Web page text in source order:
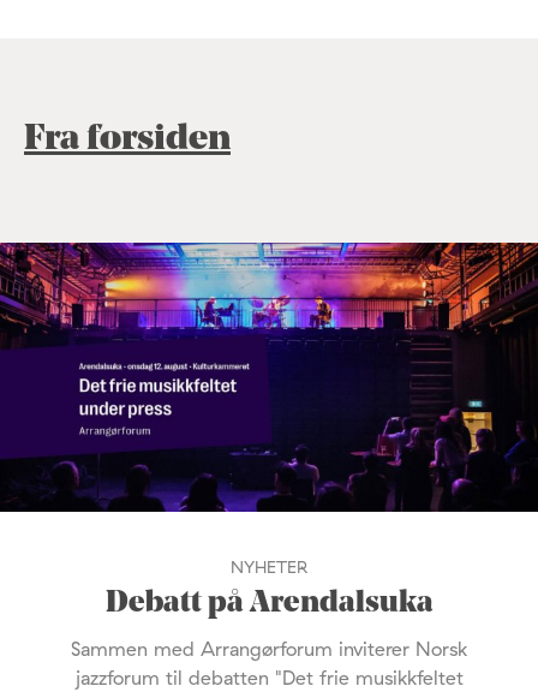
Fra forsiden
NYHETER
Debatt på Arendalsuka
Sammen med Arrangørforum inviterer Norsk
jazzforum til debatten "Det frie musikkfeltet